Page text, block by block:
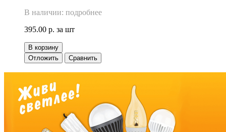
В наличии: подробнее
395.00 р. за шт
В корзину
Отложить
Сравнить